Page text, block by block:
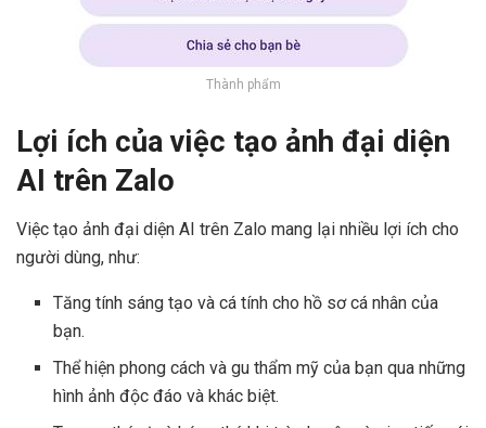
Thành phẩm
Lợi ích của việc tạo ảnh đại diện
AI trên Zalo
Việc tạo ảnh đại diện AI trên Zalo mang lại nhiều lợi ích cho
người dùng, như:
Tăng tính sáng tạo và cá tính cho hồ sơ cá nhân của
bạn.
Thể hiện phong cách và gu thẩm mỹ của bạn qua những
hình ảnh độc đáo và khác biệt.